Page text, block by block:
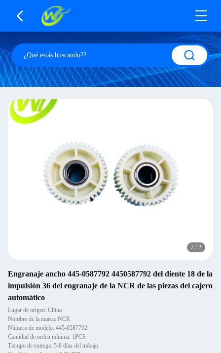
2 / 2
Engranaje ancho 445-0587792 4450587792 del diente 18 de la
impulsión 36 del engranaje de la NCR de las piezas del cajero
automático
Lugar de origen: China
Nombre de la marca: NCR
Número de modelo: 445-0587792
Cantidad de orden mínima: 1PCS
Tiempo de entrega: 5-8 días del trabajo